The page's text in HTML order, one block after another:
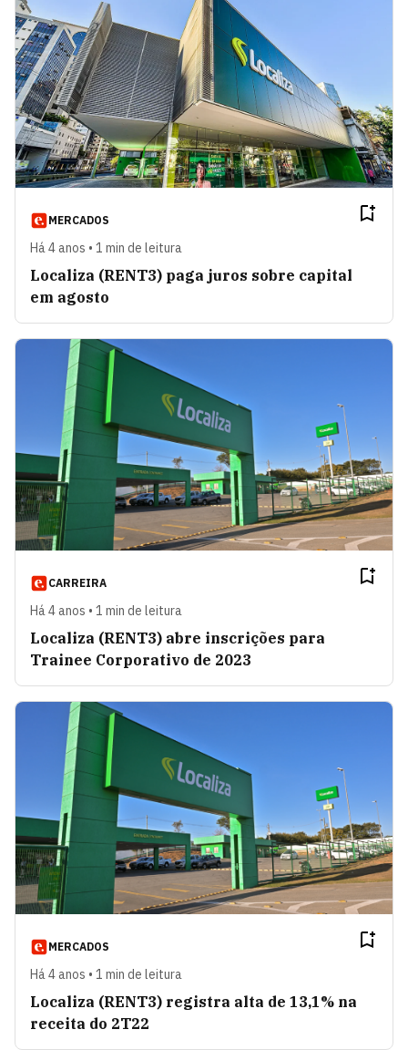
MERCADOS
Há 4 anos • 1 min de leitura
Localiza (RENT3) paga juros sobre capital
em agosto
CARREIRA
Há 4 anos • 1 min de leitura
Localiza (RENT3) abre inscrições para
Trainee Corporativo de 2023
MERCADOS
Há 4 anos • 1 min de leitura
Localiza (RENT3) registra alta de 13,1% na
receita do 2T22